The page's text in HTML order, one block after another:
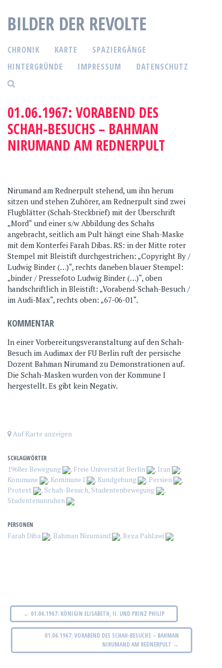
BILDER DER REVOLTE
CHRONIK KARTE
SPAZIERGÄNGE
HINTERGRÜNDE
IMPRESSUM DATENSCHUTZ
01.06.1967: VORABEND DES
SCHAH-BESUCHS – BAHMAN
NIRUMAND AM REDNERPULT
Nirumand am Rednerpult stehend, um ihn herum
sitzen und stehen Zuhörer, am Rednerpult sind zwei
Flugblätter (Schah-Steckbrief) mit der Überschrift
„Mord“ und einer s/w Abbildung des Schahs
angebracht, seitlich am Pult hängt eine Shah-Maske
mit dem Konterfei Farah Dibas. RS: in der Mitte roter
Stempel mit Bleistift durchgestrichen: „Copyright By /
Ludwig Binder (…)“, rechts daneben blauer Stempel:
„binder / Pressefoto Ludwig Binder (…)“, oben
handschriftlich in Bleistift: „Vorabend-Schah-Besuch /
im Audi-Max“, rechts oben: „67-06-01“.
KOMMENTAR
In einer Vorbereitungsveranstaltung auf den Schah-
Besuch im Audimax der FU Berlin ruft der persische
Dozent Bahman Nirumand zu Demonstrationen auf.
Die Schah-Masken wurden von der Kommune I
hergestellt. Es gibt kein Negativ.
Auf Karte anzeigen
SCHLAGWÖRTER
1968er Bewegung , Freie Universität Berlin , Iran
,
Kommune
, Kommune I , Kundgebung , Persien
,
Protest
, Schah-Besuch, Studentenbewegung
,
Studentenunruhen
PERSONEN
Farah Diba , Bahman Nirumand , Reza Pahlawi
← 01.06.1967: KÖNIGIN ELISABETH, II. UND PRINZ PHILIP
01.06.1967: VORABEND DES SCHAH-BESUCHS – BAHMAN
NIRUMAND AM REDNERPULT →